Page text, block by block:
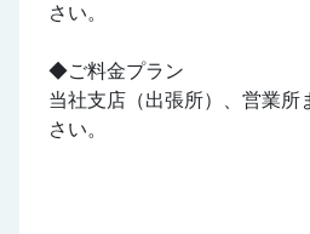
さい。
◆ご料金プラン
当社支店（出張所）、営業所
さい。